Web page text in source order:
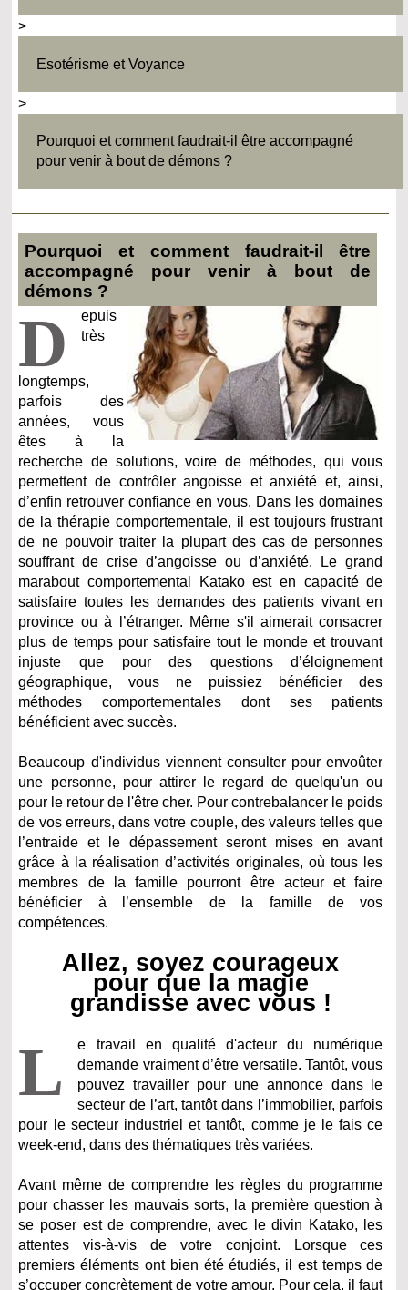
>
Esotérisme et Voyance
>
Pourquoi et comment faudrait-il être accompagné
pour venir à bout de démons ?
Pourquoi et comment faudrait-il être
accompagné pour venir à bout de
démons ?
D
epuis
très
longtemps,
parfois des
années, vous
êtes à la
recherche de solutions, voire de méthodes, qui vous
permettent de contrôler angoisse et anxiété et, ainsi,
d’enfin retrouver confiance en vous. Dans les domaines
de la thérapie comportementale, il est toujours frustrant
de ne pouvoir traiter la plupart des cas de personnes
souffrant de crise d’angoisse ou d’anxiété. Le grand
marabout comportemental Katako est en capacité de
satisfaire toutes les demandes des patients vivant en
province ou à l’étranger. Même s'il aimerait consacrer
plus de temps pour satisfaire tout le monde et trouvant
injuste que pour des questions d’éloignement
géographique, vous ne puissiez bénéficier des
méthodes comportementales dont ses patients
bénéficient avec succès.
Beaucoup d'individus viennent consulter pour envoûter
une personne, pour attirer le regard de quelqu'un ou
pour le retour de l'être cher. Pour contrebalancer le poids
de vos erreurs, dans votre couple, des valeurs telles que
l’entraide et le dépassement seront mises en avant
grâce à la réalisation d’activités originales, où tous les
membres de la famille pourront être acteur et faire
bénéficier à l’ensemble de la famille de vos
compétences.
Allez, soyez courageux
pour que la magie
grandisse avec vous !
L
e travail en qualité d'acteur du numérique
demande vraiment d’être versatile. Tantôt, vous
pouvez travailler pour une annonce dans le
secteur de l’art, tantôt dans l’immobilier, parfois
pour le secteur industriel et tantôt, comme je le fais ce
week-end, dans des thématiques très variées.
Avant même de comprendre les règles du programme
pour chasser les mauvais sorts, la première question à
se poser est de comprendre, avec le divin Katako, les
attentes vis-à-vis de votre conjoint. Lorsque ces
premiers éléments ont bien été étudiés, il est temps de
s’occuper concrètement de votre amour. Pour cela, il faut